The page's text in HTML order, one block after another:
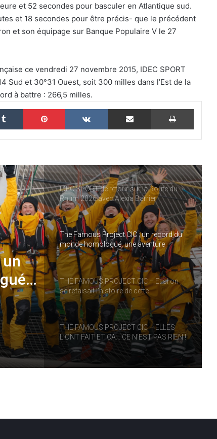
et 52 secondes pour basculer en Atlantique sud.
et 18 secondes pour être précis- que le précédent
et son équipage sur Banque Populaire V le 27
ce vendredi 27 novembre 2015, IDEC SPORT
Sud et 30°31 Ouest, soit 300 milles dans l’Est de la
à battre : 266,5 milles.
Tumblr Pinterest VKontakte Partager par email Imprimer
un
THE FAMOUS PROJECT CIC – Et si on
se refaisait l’histoire de cette
performance historique !
THE FAMOUS PROJECT CIC MARQUE
L’HISTOIRE
IDEC SPORT de retour sur la Route du
Rhum 2026 avec Alexia Barrier
The Famous Project CIC : un record du
monde homologué, une aventure
collective soutenue par IDEC SPORT
THE FAMOUS PROJECT CIC – Et si on
se refaisait l’histoire de cette
performance historique !
THE FAMOUS PROJECT CIC – ELLES
L’ONT FAIT ET CA… CE N’EST PAS RIEN !
THE FAMOUS PROJECT CIC – CARNET